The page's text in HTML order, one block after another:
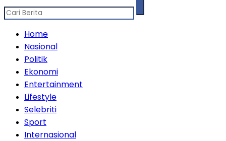
Home
Nasional
Politik
Ekonomi
Entertainment
Lifestyle
Selebriti
Sport
Internasional